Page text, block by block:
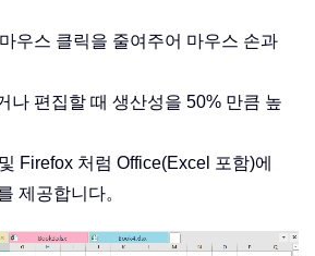
우스 클릭을 줄여주어 마우스 손과
나 편집할 때 생산성을 50% 만큼 높
Firefox 처럼 Office(Excel 포함)에
제공합니다。